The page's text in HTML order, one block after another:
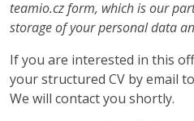
teamio.cz form, which is our
storage of your personal data
If you are interested in this
your structured CV by email to
We will contact you shortly.